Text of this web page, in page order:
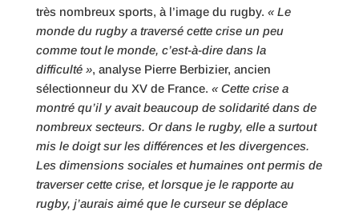
très nombreux sports, à l’image du rugby. « Le
monde du rugby a traversé cette crise un peu
comme tout le monde, c’est-à-dire dans la
difficulté », analyse Pierre Berbizier, ancien
sélectionneur du XV de France. « Cette crise a
montré qu’il y avait beaucoup de solidarité dans de
nombreux secteurs. Or dans le rugby, elle a surtout
mis le doigt sur les différences et les divergences.
Les dimensions sociales et humaines ont permis de
traverser cette crise, et lorsque je le rapporte au
rugby, j’aurais aimé que le curseur se déplace